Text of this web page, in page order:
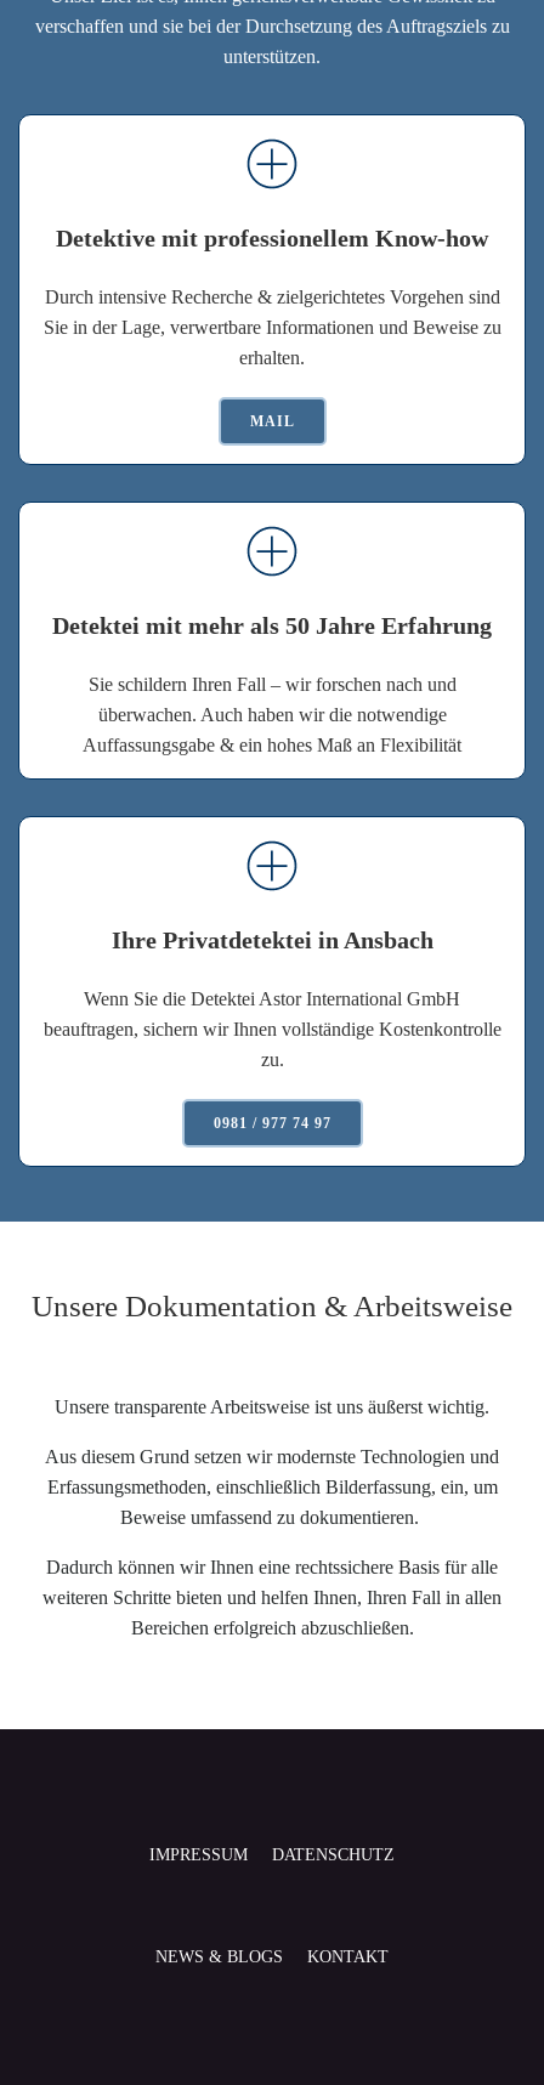
verschaffen und sie bei der Durchsetzung des Auftragsziels zu
unterstützen.
Detektive mit professionellem Know-how
Durch intensive Recherche & zielgerichtetes Vorgehen sind
Sie in der Lage, verwertbare Informationen und Beweise zu
erhalten.
MAIL
Detektei mit mehr als 50 Jahre Erfahrung
Sie schildern Ihren Fall – wir forschen nach und
überwachen. Auch haben wir die notwendige
Auffassungsgabe & ein hohes Maß an Flexibilität
Ihre Privatdetektei in Ansbach
Wenn Sie die Detektei Astor International GmbH
beauftragen, sichern wir Ihnen vollständige Kostenkontrolle
zu.
0981 / 977 74 97
Unsere Dokumentation & Arbeitsweise
Unsere transparente Arbeitsweise ist uns äußerst wichtig.
Aus diesem Grund setzen wir modernste Technologien und
Erfassungsmethoden, einschließlich Bilderfassung, ein, um
Beweise umfassend zu dokumentieren.
Dadurch können wir Ihnen eine rechtssichere Basis für alle
weiteren Schritte bieten und helfen Ihnen, Ihren Fall in allen
Bereichen erfolgreich abzuschließen.
IMPRESSUM DATENSCHUTZ
NEWS & BLOGS KONTAKT